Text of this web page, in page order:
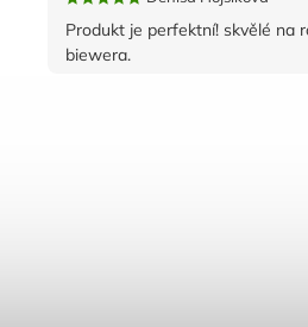
Produkt je perfektní! skvělé na
biewera.